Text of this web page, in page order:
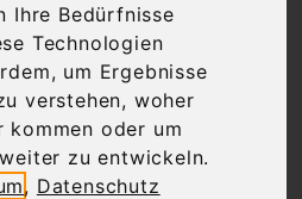
Ihre Bedürfnisse
Technologien
um Ergebnisse
verstehen, woher
kommen oder um
zu entwickeln.
, Datenschutz